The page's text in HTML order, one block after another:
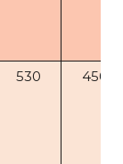
530 450